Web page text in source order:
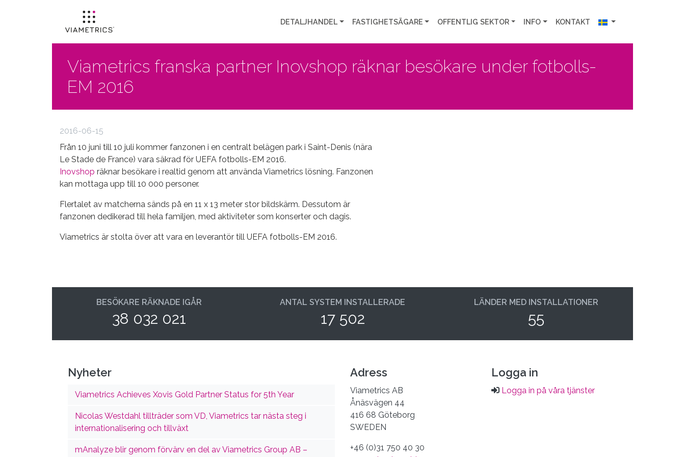
DETALJHANDEL FASTIGHETSÄGARE OFFENTLIG SEKTOR INFO KONTAKT
Viametrics franska partner Inovshop räknar besökare under fotbolls-
EM 2016
2016-06-15
Från 10 juni till 10 juli kommer fanzonen i en centralt belägen park i Saint-Denis (nära
Le Stade de France) vara säkrad för UEFA fotbolls-EM 2016.
Inovshop räknar besökare i realtid genom att använda Viametrics lösning. Fanzonen
kan mottaga upp till 10 000 personer.
Flertalet av matcherna sänds på en 11 x 13 meter stor bildskärm. Dessutom är
fanzonen dedikerad till hela familjen, med aktiviteter som konserter och dagis.
Viametrics är stolta över att vara en leverantör till UEFA fotbolls-EM 2016.
BESÖKARE RÄKNADE IGÅR
38 032 021
ANTAL SYSTEM INSTALLERADE
17 502
LÄNDER MED INSTALLATIONER
55
Nyheter
Viametrics Achieves Xovis Gold Partner Status for 5th Year
Nicolas Westdahl tillträder som VD, Viametrics tar nästa steg i
internationalisering och tillväxt
mAnalyze blir genom förvärv en del av Viametrics Group AB –
Adress
Viametrics AB
Ånäsvägen 44
416 68 Göteborg
SWEDEN
+46 (0)31 750 40 30
Logga in
Logga in på våra tjänster